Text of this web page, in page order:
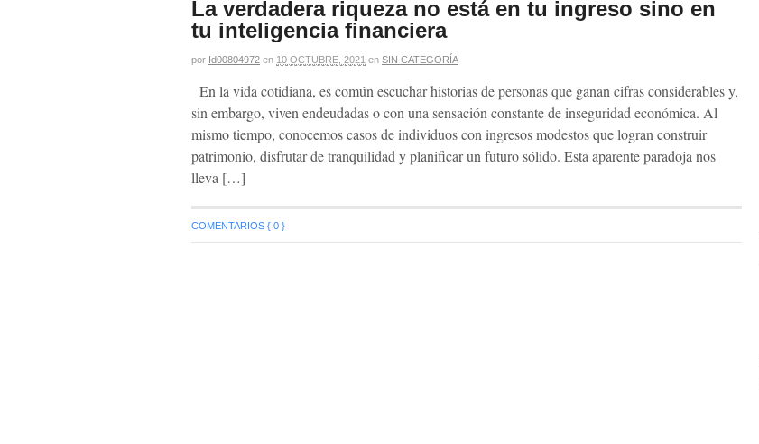
La verdadera riqueza no está en tu ingreso sino en
tu inteligencia financiera
por Id00804972 en 10 OCTUBRE, 2021 en SIN CATEGORÍA
En la vida cotidiana, es común escuchar historias de personas que ganan cifras considerables y,
sin embargo, viven endeudadas o con una sensación constante de inseguridad económica. Al
mismo tiempo, conocemos casos de individuos con ingresos modestos que logran construir
patrimonio, disfrutar de tranquilidad y planificar un futuro sólido. Esta aparente paradoja nos
lleva […]
COMENTARIOS { 0 }